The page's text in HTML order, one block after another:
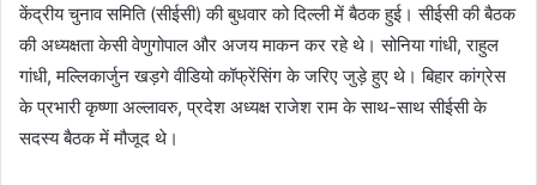
केंद्रीय चुनाव समिति (सीईसी) की बुधवार को दिल्ली में बैठक हुई। सीईसी की बैठक
की अध्यक्षता केसी वेणुगोपाल और अजय माकन कर रहे थे। सोनिया गांधी, राहुल
गांधी, मल्लिकार्जुन खड़गे वीडियो कॉफ्रेंसिंग के जरिए जुड़े हुए थे। बिहार कांग्रेस
के प्रभारी कृष्णा अल्लावरु, प्रदेश अध्यक्ष राजेश राम के साथ-साथ सीईसी के
सदस्य बैठक में मौजूद थे।